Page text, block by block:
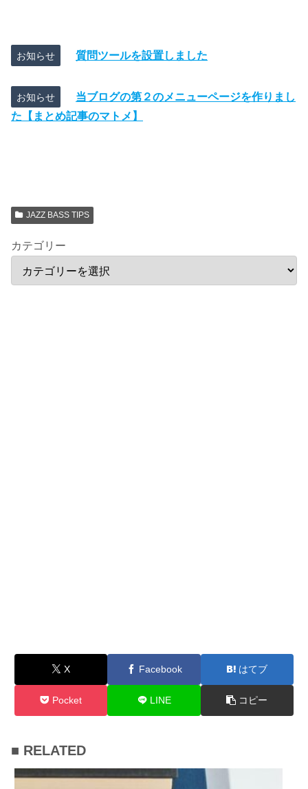
お知らせ 質問ツールを設置しました
お知らせ
当ブログの第２のメニューページを作りまし
た【まとめ記事のマトメ】
JAZZ BASS TIPS
カテゴリー
X Facebook はてブ
Pocket LINE コピー
■ RELATED